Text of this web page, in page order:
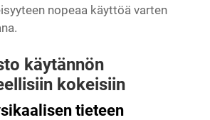
nopeaa käyttöä varten
käytännön
kokeisiin
tieteen